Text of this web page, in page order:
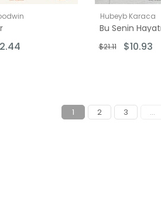
Hubeyb Karaca
$10.93
$21.11
1 2 3 ...